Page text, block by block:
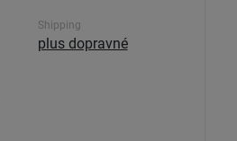
Shipping
plus dopravné